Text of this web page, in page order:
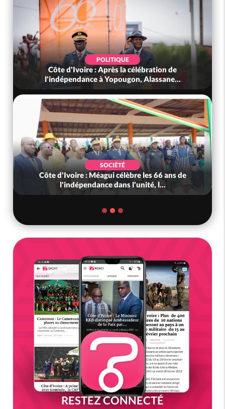
POLITIQUE
Côte d'Ivoire : Après la célébration de
l'indépendance à Yopougon, Alassane...
SOCIÉTÉ
Côte d'Ivoire : Méagui célèbre les 66 ans de
l'indépendance dans l'unité, l...
RESTEZ CONNECTÉ